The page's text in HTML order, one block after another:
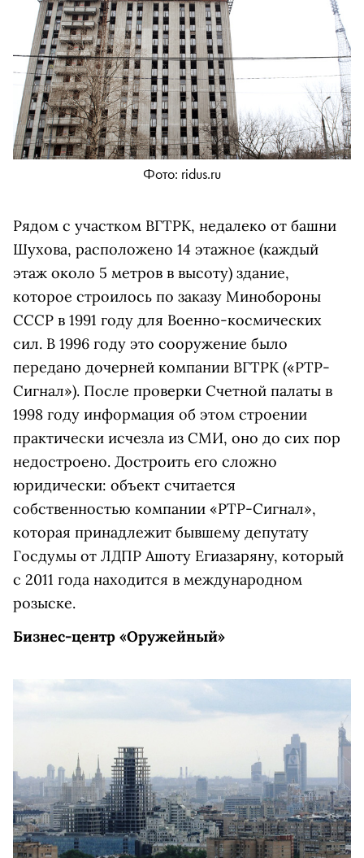
Фото: ridus.ru
Рядом с участком ВГТРК, недалеко от башни
Шухова, расположено 14 этажное (каждый
этаж около 5 метров в высоту) здание,
которое строилось по заказу Минобороны
СССР в 1991 году для Военно-космических
сил. В 1996 году это сооружение было
передано дочерней компании ВГТРК («РТР-
Сигнал»). После проверки Счетной палаты в
1998 году информация об этом строении
практически исчезла из СМИ, оно до сих пор
недостроено. Достроить его сложно
юридически: объект считается
собственностью компании «РТР-Сигнал»,
которая принадлежит бывшему депутату
Госдумы от ЛДПР Ашоту Егиазаряну, который
с 2011 года находится в международном
розыске.
Бизнес-центр «Оружейный»